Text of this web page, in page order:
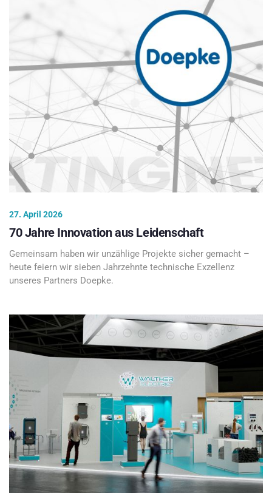
27. April 2026
70 Jahre Innovation aus Leidenschaft
Gemeinsam haben wir unzählige Projekte sicher gemacht –
heute feiern wir sieben Jahrzehnte technische Exzellenz
unseres Partners Doepke.